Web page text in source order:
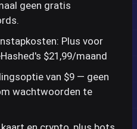
geen gratis
Plus voor
$21,99/maand
van $9 — geen
wachtwoorden te